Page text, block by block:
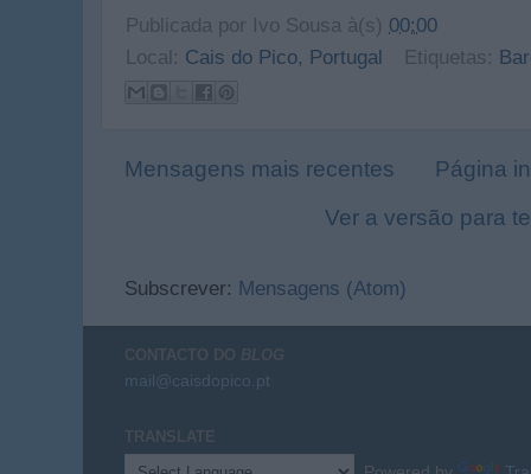
Publicada por Ivo Sousa à(s) 00:00
Local: Cais do Pico, Portugal Etiquetas:
Mensagens mais recentes
Página
Ver a versão para
Subscrever: Mensagens (Atom)
CONTACTO DO BLOG
mail@caisdopico.pt
TRANSLATE